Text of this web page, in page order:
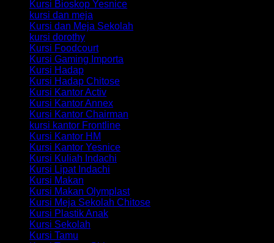
Kursi Bioskop Yesnice
kursi dan meja
Kursi dan Meja Sekolah
kursi dorothy
Kursi Foodcourt
Kursi Gaming Importa
Kursi Hadap
Kursi Hadap Chitose
Kursi Kantor Activ
Kursi Kantor Annex
Kursi Kantor Chairman
kursi kantor Frontline
Kursi Kantor HM
Kursi Kantor Yesnice
Kursi Kuliah Indachi
Kursi Lipat Indachi
Kursi Makan
Kursi Makan Olymplast
Kursi Meja Sekolah Chitose
Kursi Plastik Anak
Kursi Sekolah
Kursi Tamu